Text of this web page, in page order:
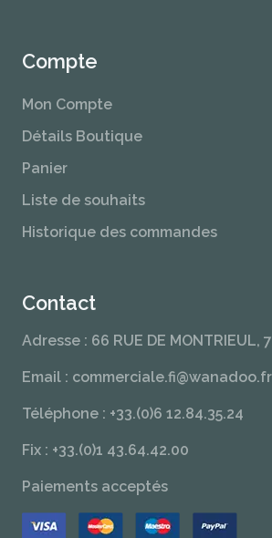
Compte
Mon Compte
Détails Boutique
Panier
Liste de souhaits
Historique des commandes
Contact
Adresse : 66 RUE DE MONTRIEUL,
Email : commerciale.fi@wanadoo.fr
Téléphone : +33.(0)6 12.84.35.24
Fix : +33.(0)1 43.64.42.00
Paiements acceptés